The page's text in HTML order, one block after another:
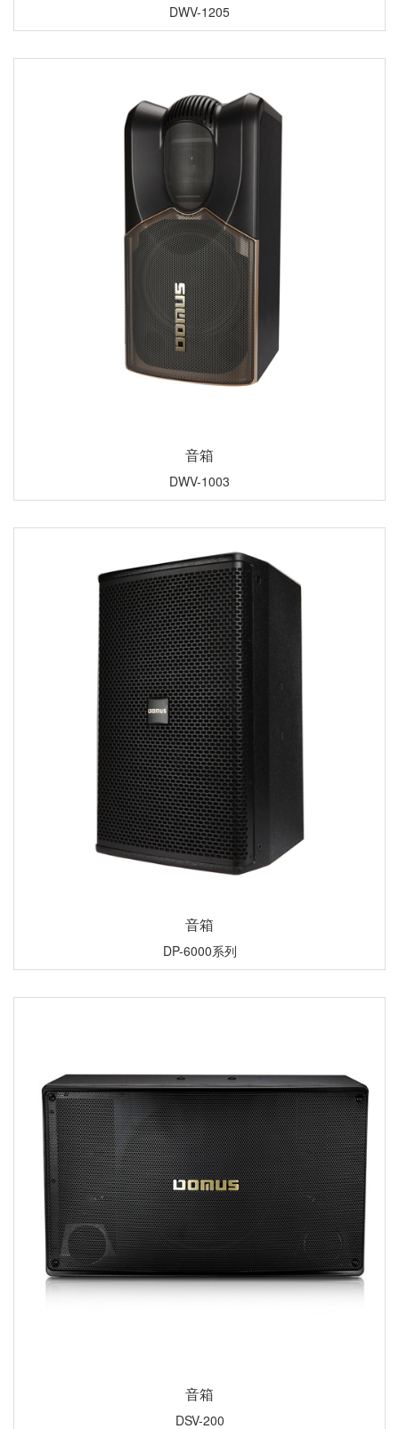
DWV-1205
音箱
DWV-1003
音箱
DP-6000系列
音箱
DSV-200